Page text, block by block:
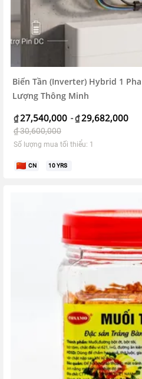
Biến Tần (Inverter) Hybrid 1
Lượng Thông Minh
₫27,540,000 -₫29,682,000
₫30,600,000
Số lượng mua tối thiểu: 1
CN 10YRS